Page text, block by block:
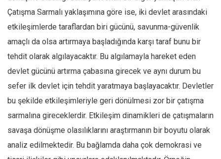
Çatışma Sarmalı yaklaşımına göre ise, iki devlet arasındaki
etkileşimlerde taraflardan biri gücünü, savunma-güvenlik
amaçlı da olsa artırmaya başladığında karşı taraf bunu bir
tehdit olarak algılayacaktır. Bu algılamayla hareket eden
devlet gücünü artırma çabasına girecek ve aynı durum bu
sefer ilk devlet için tehdit yaratmaya başlayacaktır. Devletler
bu şekilde etkileşimleriyle geri dönülmesi zor bir çatışma
sarmalına gireceklerdir. Etkileşim dinamikleri de çatışmaların
savaşa dönüşme olasılıklarını araştırmanın bir boyutu olarak
analiz edilmektedir. Bu bağlamda daha çok demokrasi ve